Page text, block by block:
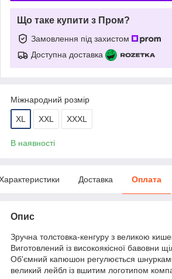
Що таке купити з Пром?
Замовлення під захистом
Доступна доставка
Міжнародний розмір
XL XXL XXXL
В наявності
Доставка Оплата
Опис
Зручна толстовка-кенгуру з великою
Виготовлений із високоякісної бавовни
Об'ємний капюшон регулюється
великий лейбл із вшитим логотипом